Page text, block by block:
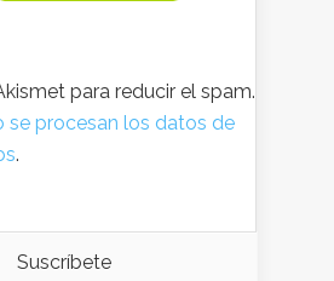
para reducir el spam.
se procesan los datos de
.
Suscríbete